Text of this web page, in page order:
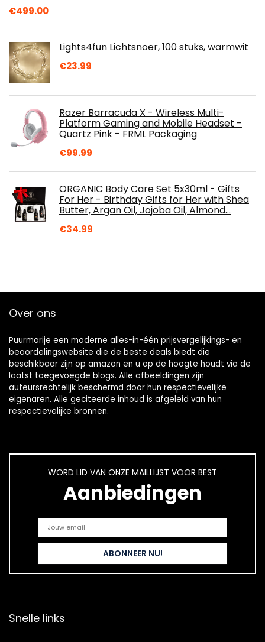
€499.00
Lights4fun Lichtsnoer, 100 stuks, warmwit
€23.99
Razer Barracuda X - Wireless Multi-
Platform Gaming and Mobile Headset -
Quartz Pink - FRML Packaging
€99.99
ORGANIC Body Care Set 5x30ml - Gifts
For Her - Birthday Gifts for Her with Shea
Butter, Argan Oil, Jojoba Oil, Almond…
€34.99
Over ons
Puurmarije een moderne alles-in-één prijsvergelijkings- en
beoordelingswebsite die de beste deals biedt die
beschikbaar zijn op amazon en u op de hoogte houdt via de
laatst toegevoegde blogs. Alle afbeeldingen zijn
auteursrechtelijk beschermd door hun respectievelijke
eigenaren. Alle geciteerde inhoud is afgeleid van hun
respectievelijke bronnen.
WORD LID VAN ONZE MAILLIJST VOOR BEST
Aanbiedingen
Snelle links